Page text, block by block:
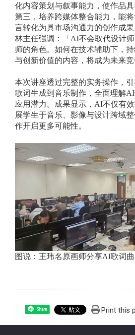
化内容策划与叙事能力，使作品具
第三，培养跨媒体整合能力，能
言转化为具市场沟通力的创作成果
林主任强调：「AI不会取代设计
师的角色。如何在技术辅助下，
与创新价值的内容，将成为未来竞
本次讲座透过完整的实务操作，引
歌词生成到音乐制作，全面理解
应用潜力。成果显示，AI不仅有
展学生于音乐、影像与设计跨域
作开启更多可能性。
图说：王玮名原画师分享AI歌词
Share Print this